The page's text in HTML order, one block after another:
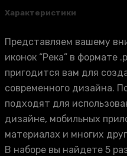
Характеристики
Представляем вашему
иконок “Река” в формате
пригодится вам для
современного дизайна.
подходят для
дизайне, мобильных
материалах и многих
В наборе вы найдете 5